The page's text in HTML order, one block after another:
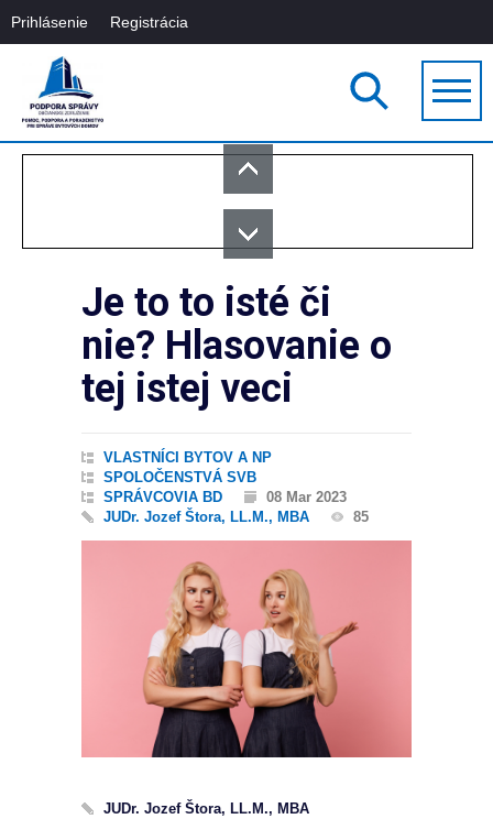
Prihlásenie Registrácia
Je to to isté či
nie? Hlasovanie o
tej istej veci
VLASTNÍCI BYTOV A NP
SPOLOČENSTVÁ SVB
SPRÁVCOVIA BD
08 Mar 2023
JUDr. Jozef Štora, LL.M., MBA
85
JUDr. Jozef Štora, LL.M., MBA